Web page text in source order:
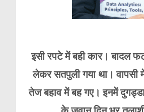
इसी रपटे में बही कार। बादल
लेकर सतपुली गया था। वापसी
तेज बहाव में बह गए। इनमें